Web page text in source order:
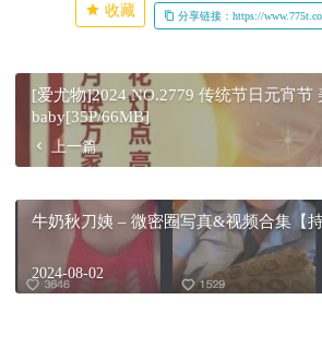
收藏 分享链接：https://
[爱尤物]2024 NO.2779 传统节日元宵节
baby[35P/66MB]
上一篇
牛奶秋刀姨 – 微密圈写真&视频合集【持
2024-08-02